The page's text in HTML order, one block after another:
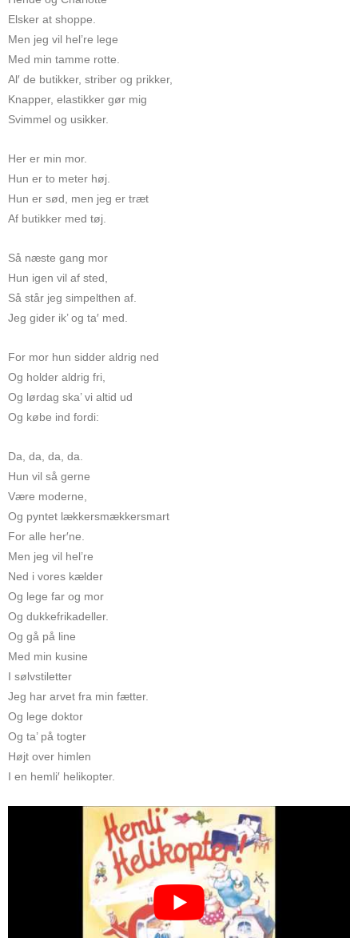
Elsker at shoppe.
Men jeg vil hel’re lege
Med min tamme rotte.
Al′ de butikker, striber og prikker,
Knapper, elastikker gør mig
Svimmel og usikker.
Her er min mor.
Hun er to meter høj.
Hun er sød, men jeg er træt
Af butikker med tøj.
Så næste gang mor
Hun igen vil af sted,
Så står jeg simpelthen af.
Jeg gider ik’ og ta′ med.
For mor hun sidder aldrig ned
Og holder aldrig fri,
Og lørdag ska’ vi altid ud
Og købe ind fordi:
Da, da, da, da.
Hun vil så gerne
Være moderne,
Og pyntet lækkersmækkersmart
For alle her′ne.
Men jeg vil hel’re
Ned i vores kælder
Og lege far og mor
Og dukkefrikadeller.
Og gå på line
Med min kusine
I sølvstiletter
Jeg har arvet fra min fætter.
Og lege doktor
Og ta’ på togter
Højt over himlen
I en hemli′ helikopter.